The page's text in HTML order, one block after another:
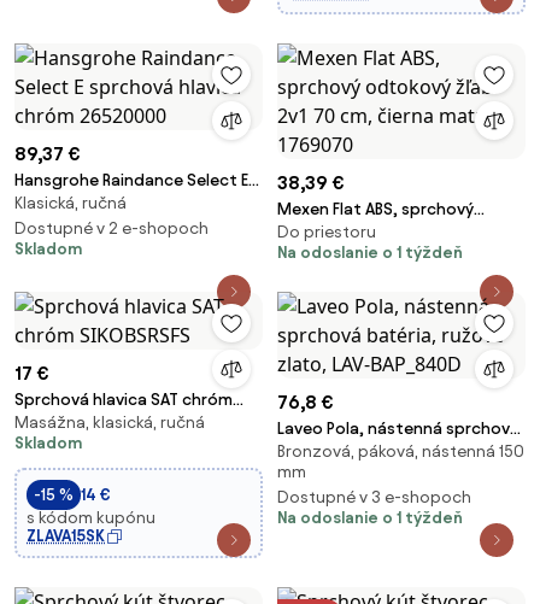
89,37 €
Hansgrohe Raindance Select E
sprchová hlavica chróm
26520000
Klasická, ručná
Dostupné v 2 e-shopoch
Skladom
38,39 €
Mexen Flat ABS, sprchový
odtokový žľab 2v1 70 cm, čierna
matná, 1769070
Do priestoru
Na odoslanie o 1 týždeň
17 €
Sprchová hlavica SAT chróm
SIKOBSRSFS
Masážna, klasická, ručná
Skladom
-15 % 14 €
s kódom kupónu
ZLAVA15SK
76,8 €
Laveo Pola, nástenná sprchová
batéria, ružové zlato, LAV-
BAP_840D
Bronzová, páková, nástenná 150
mm
Dostupné v 3 e-shopoch
Na odoslanie o 1 týždeň